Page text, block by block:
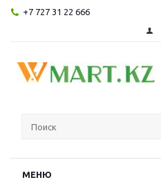
+7 727 31 22 666
МЕНЮ